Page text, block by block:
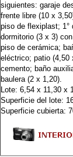
siguientes: garaje
frente libre (10 x
piso de flexiplast; 1°
dormitorio (3 x 3)
piso de cerámica;
eléctrico; patio (4,50
cemento; baño
baulera (2 x 1,20).
Lote: 6,54 x 11,30 x
Superficie del lote:
Superficie cubierta: